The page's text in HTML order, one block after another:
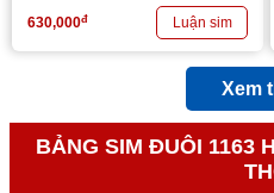
630,000đ
Xem
BẢNG SIM ĐUÔI 1163